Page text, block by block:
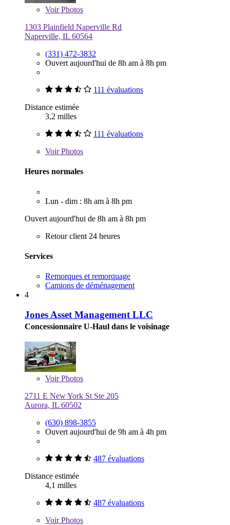
VoirPhotos
1303 Plainfield Naperville Rd
Naperville, IL 60564
(331) 472-3832
Ouvert aujourd'hui de 8h am à 8h pm
111 évaluations
Distance estimée
3,2 milles
111 évaluations
VoirPhotos
Heures normales
Lun - dim : 8h am à 8h pm
Ouvert aujourd'hui de 8h am à 8h pm
Retour client 24 heures
Services
Remorques et remorquage
Camions de déménagement
4
Jones Asset Management LLC
Concessionnaire U-Haul dans le voisinage
VoirPhotos
2711 E New York St Ste 205
Aurora, IL 60502
(630) 898-3855
Ouvert aujourd'hui de 9h am à 4h pm
487 évaluations
Distance estimée
4,1 milles
487 évaluations
VoirPhotos